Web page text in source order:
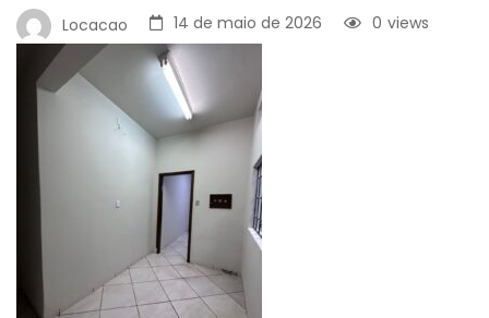
Locacao 14 de maio de 2026 views
0